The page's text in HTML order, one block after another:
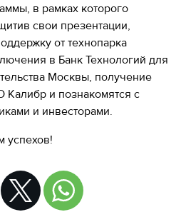
в рамках которого
свои презентации,
от технопарка
в Банк Технологий для
Москвы, получение
и познакомятся с
и инвесторами.
успехов!